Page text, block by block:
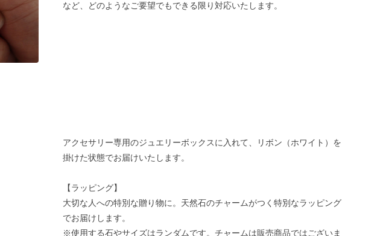
など、どのようなご要望でもできる限り対応いたします。
アクセサリー専用のジュエリーボックスに入れて、リボン（ホワイト）を
掛けた状態でお届けいたします。
【ラッピング】
大切な人への特別な贈り物に。天然石のチャームがつく特別なラッピング
でお届けします。
※使用する石やサイズはランダムです。チャームは販売商品ではございま